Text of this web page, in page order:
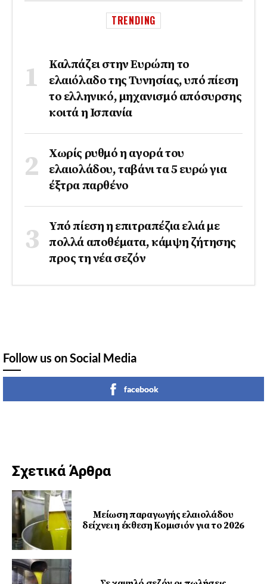
TRENDING
Καλπάζει στην Ευρώπη το
ελαιόλαδο της Τυνησίας, υπό πίεση
το ελληνικό, μηχανισμό απόσυρσης
κοιτά η Ισπανία
Χωρίς ρυθμό η αγορά του
ελαιολάδου, ταβάνι τα 5 ευρώ για
έξτρα παρθένο
Υπό πίεση η επιτραπέζια ελιά με
πολλά αποθέματα, κάμψη ζήτησης
προς τη νέα σεζόν
Follow us on Social Media
facebook
Σχετικά Άρθρα
Μείωση παραγωγής ελαιολάδου
δείχνει η έκθεση Κομισιόν για το 2026